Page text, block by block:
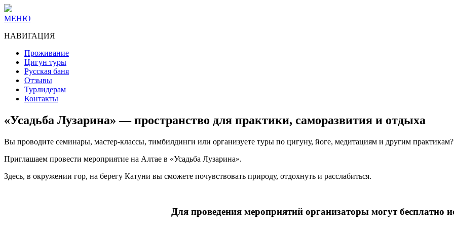
МЕНЮ
НАВИГАЦИЯ
Проживание
Цигун туры
Русская баня
Отзывы
Турлидерам
Контакты
«Усадьба Лузарина» — пространство для практики, саморазвития и отдыха
Вы проводите семинары, мастер-классы, тимбилдинги или организуете туры по цигуну, йоге, медитациям и другим практикам?
Приглашаем провести мероприятие на Алтае в «Усадьба Лузарина».
Здесь, в окружении гор, на берегу Катуни вы сможете почувствовать природу, отдохнуть и расслабиться.
Для проведения мероприятий организаторы могут бесплатно